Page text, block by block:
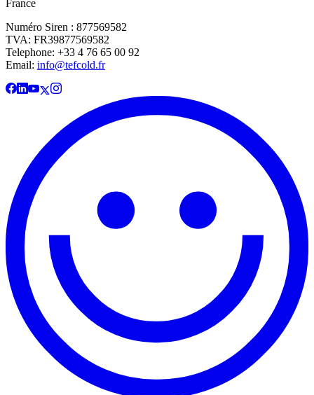
France
Numéro Siren : 877569582
TVA: FR39877569582
Telephone: +33 4 76 65 00 92
Email: info@tefcold.fr